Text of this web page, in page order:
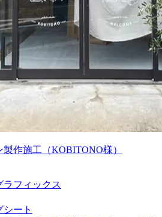
作施工（KOBITONO様）
ラフィックス
シート